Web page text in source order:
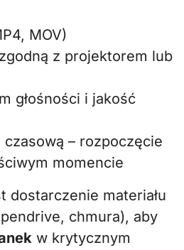
MOV)
z projektorem lub
głośności i jakość
– rozpoczęcie
momencie
dostarczenie materiału
chmura), aby
w krytycznym